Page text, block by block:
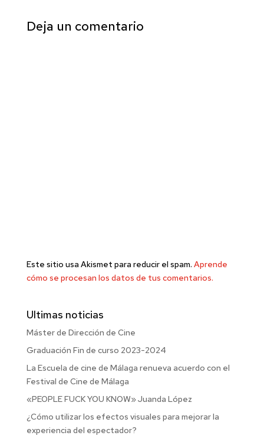
Deja un comentario
Este sitio usa Akismet para reducir el spam. Aprende
cómo se procesan los datos de tus comentarios.
Ultimas noticias
Máster de Dirección de Cine
Graduación Fin de curso 2023-2024
La Escuela de cine de Málaga renueva acuerdo con el
Festival de Cine de Málaga
«PEOPLE FUCK YOU KNOW» Juanda López
¿Cómo utilizar los efectos visuales para mejorar la
experiencia del espectador?